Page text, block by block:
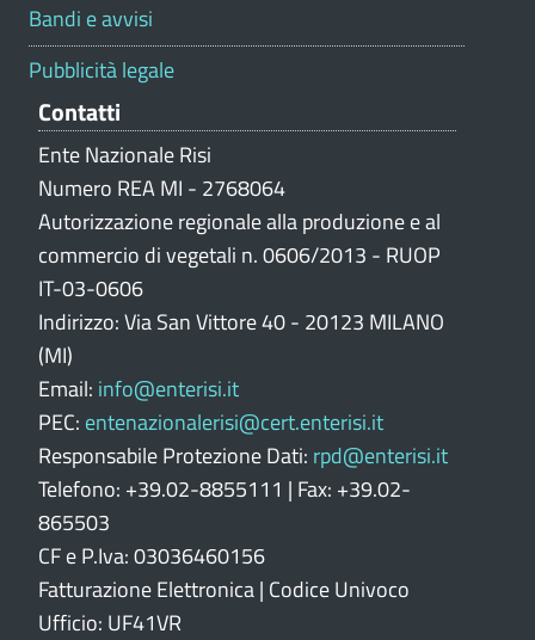
Bandi e avvisi
Pubblicità legale
Contatti
Ente Nazionale Risi
Numero REA MI - 2768064
Autorizzazione regionale alla produzione e al
commercio di vegetali n. 0606/2013 - RUOP
IT-03-0606
Indirizzo: Via San Vittore 40 - 20123 MILANO
(MI)
Email: info@enterisi.it
PEC: entenazionalerisi@cert.enterisi.it
Responsabile Protezione Dati: rpd@enterisi.it
Telefono: +39.02-8855111 | Fax: +39.02-
865503
CF e P.Iva: 03036460156
Fatturazione Elettronica | Codice Univoco
Ufficio: UF41VR